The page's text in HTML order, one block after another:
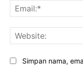
Simpan nama,